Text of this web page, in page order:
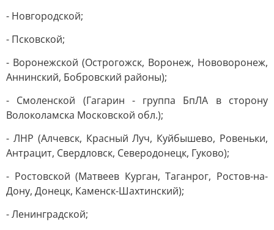
- Новгородской;
- Псковской;
- Воронежской (Острогожск, Воронеж, Нововоронеж,
Аннинский, Бобровский районы);
- Смоленской (Гагарин - группа БпЛА в сторону
Волоколамска Московской обл.);
- ЛНР (Алчевск, Красный Луч, Куйбышево, Ровеньки,
Антрацит, Свердловск, Северодонецк, Гуково);
- Ростовской (Матвеев Курган, Таганрог, Ростов-на-
Дону, Донецк, Каменск-Шахтинский);
- Ленинградской;